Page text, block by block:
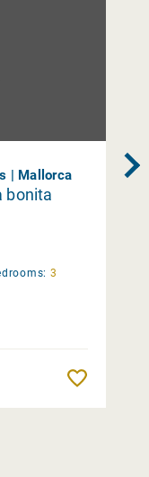
| Mallorca
bonita
3